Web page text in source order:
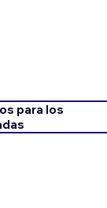
para los